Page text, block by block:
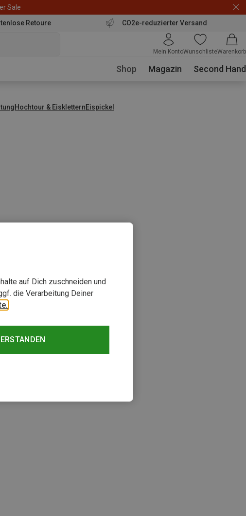
Sale
Retoure CO2e-reduzierter Versand
Mein KontoWunschlisteWarenkorb
Shop Magazin Second Hand
Hochtour & EiskletternEispickel
auf Dich zuschneiden und
die Verarbeitung Deiner